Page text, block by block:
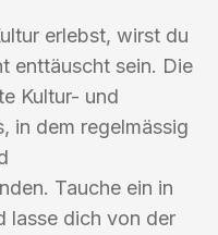
erlebst, wirst du
enttäuscht sein. Die
Kultur- und
in dem regelmässig
Tauche ein in
lasse dich von der